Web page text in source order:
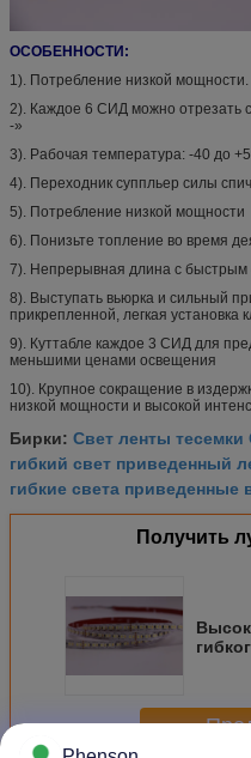
ОСОБЕННОСТИ:
1). Потребление низкой
2). Каждое 6 СИД можно отрезать
-»
3). Рабочая температура: -40 до
4). Переходник суппльер силы
5). Потребление низкой мощности
6). Понизьте топление во время
7). Непрерывная длина с быстрым
8). Выступать вьюрка и сильный
прикрепленной, легкая установка
9). Куттабле каждое 3 СИД для
меньшими ценами освещения
10). Крупное сокращение в
низкой мощности и высокой
Бирки: Свет ленты
гибкий свет приведенный
гибкие света приведенные
Получить